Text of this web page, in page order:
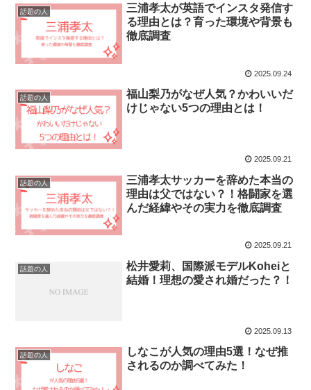
話題の人
三浦孝太が英語でインスタ発信す
る理由とは？育った環境や背景も
徹底調査
2025.09.24
話題の人
福山梨乃がなぜ人気？かわいいだ
けじゃない5つの理由とは！
2025.09.21
話題の人
三浦孝太サッカーを辞めた本当の
理由は父ではない？！格闘家を選
んだ経緯やその実力を徹底調査
2025.09.21
話題の人
松井愛莉、国際派モデルKoheiと
結婚！理想の愛され婚だった？！
2025.09.13
話題の人
しなこが人気の理由5選！なぜ推
されるのか調べてみた！